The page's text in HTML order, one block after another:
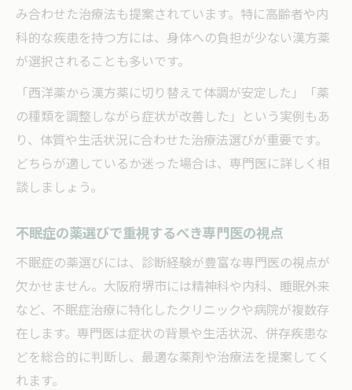
み合わせた治療法も提案されています。特に高齢者や内
科的な疾患を持つ方には、身体への負担が少ない漢方薬
が選択されることも多いです。
「西洋薬から漢方薬に切り替えて体調が安定した」「薬
の種類を調整しながら症状が改善した」という実例もあ
り、体質や生活状況に合わせた治療法選びが重要です。
どちらが適しているか迷った場合は、専門医に詳しく相
談しましょう。
不眠症の薬選びで重視するべき専門医の視点
不眠症の薬選びには、診断経験が豊富な専門医の視点が
欠かせません。大阪府堺市には精神科や内科、睡眠外来
など、不眠症治療に特化したクリニックや病院が複数存
在します。専門医は症状の背景や生活状況、併存疾患な
どを総合的に判断し、最適な薬剤や治療法を提案してく
れます。